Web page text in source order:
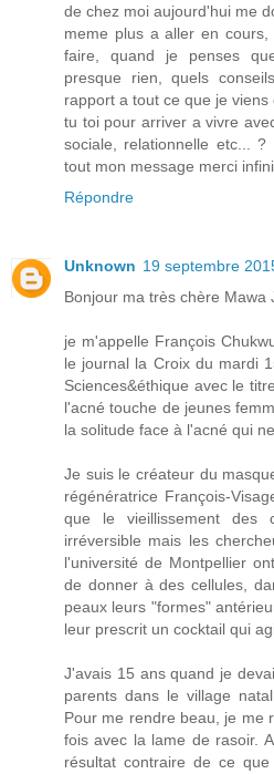
de chez moi aujourd'hui me
meme plus a aller en
faire, quand je penses
presque rien, quels
rapport a tout ce que je
tu toi pour arriver a vivre
sociale, relationnelle etc...
tout mon message merci
Répondre
Unknown 19 septembre
Bonjour ma très chère Mawa
je m'appelle François
le journal la Croix du mardi
Sciences&éthique avec le
l'acné touche de jeunes
la solitude face à l'acné qui
Je suis le créateur du
régénératrice François-
que le vieillissement des
irréversible mais les
l'université de Montpellier
de donner à des cellules,
peaux leurs "formes"
leur prescrit un cocktail qui
J'avais 15 ans quand je
parents dans le village
Pour me rendre beau, je me
fois avec la lame de rasoir.
résultat contraire de ce